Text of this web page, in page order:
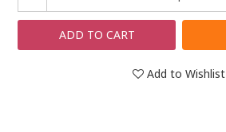
ADD TO CART
Add to Wishlist